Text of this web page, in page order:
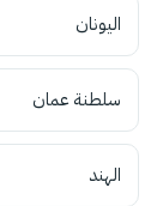
اليونان
سلطنة عمان
الهند